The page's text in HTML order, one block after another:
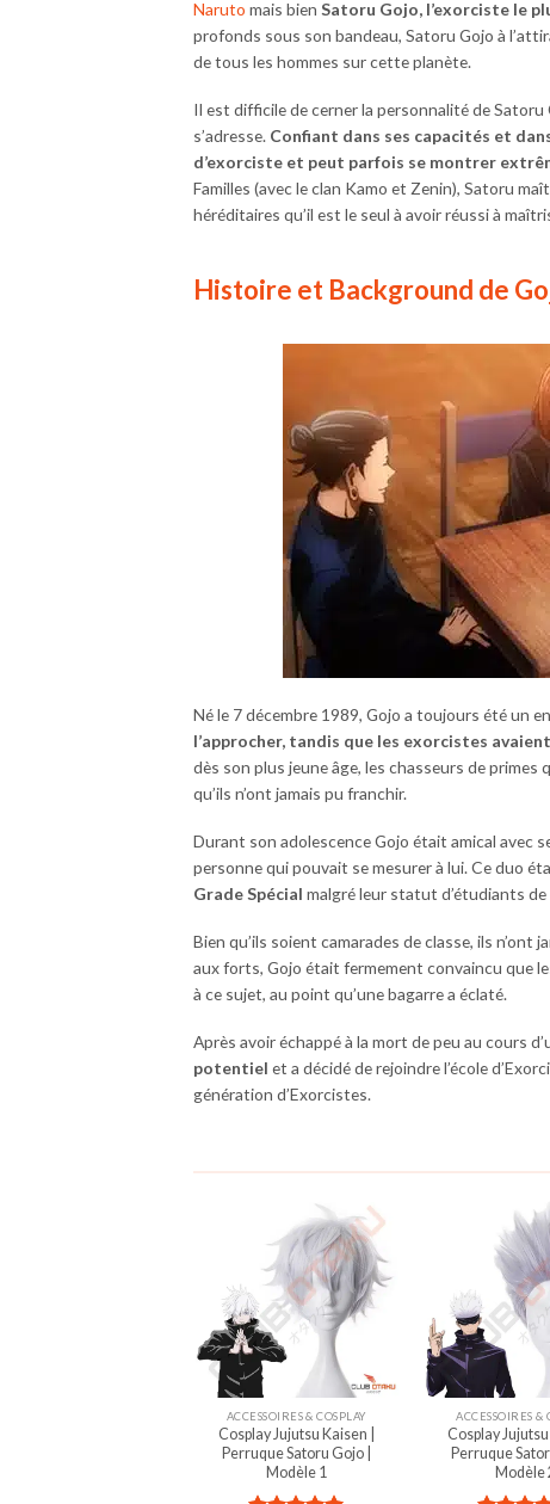
Naruto mais bien Satoru Gojo, l’exorciste le
profonds sous son bandeau, Satoru Gojo à
de tous les hommes sur cette planète.
Il est difficile de cerner la personnalité de
s’adresse. Confiant dans ses capacités et
d’exorciste et peut parfois se montrer
Familles (avec le clan Kamo et Zenin), Satoru
héréditaires qu’il est le seul à avoir réussi à
Histoire et Background de
Né le 7 décembre 1989, Gojo a toujours été un
l’approcher, tandis que les exorcistes
dès son plus jeune âge, les chasseurs de
qu’ils n’ont jamais pu franchir.
Durant son adolescence Gojo était amical avec
personne qui pouvait se mesurer à lui. Ce duo
Grade Spécial malgré leur statut d’étudiants de
Bien qu’ils soient camarades de classe, ils
aux forts, Gojo était fermement convaincu que
à ce sujet, au point qu’une bagarre a éclaté.
Après avoir échappé à la mort de peu au cours
potentiel et a décidé de rejoindre l’école
génération d’Exorcistes.
ACCESSOIRES & COSPLAY
Cosplay Jujutsu Kaisen |
Perruque Satoru Gojo |
Modèle 1
ACCESSOIRES &
Cosplay Jujutsu
Perruque
Modèle